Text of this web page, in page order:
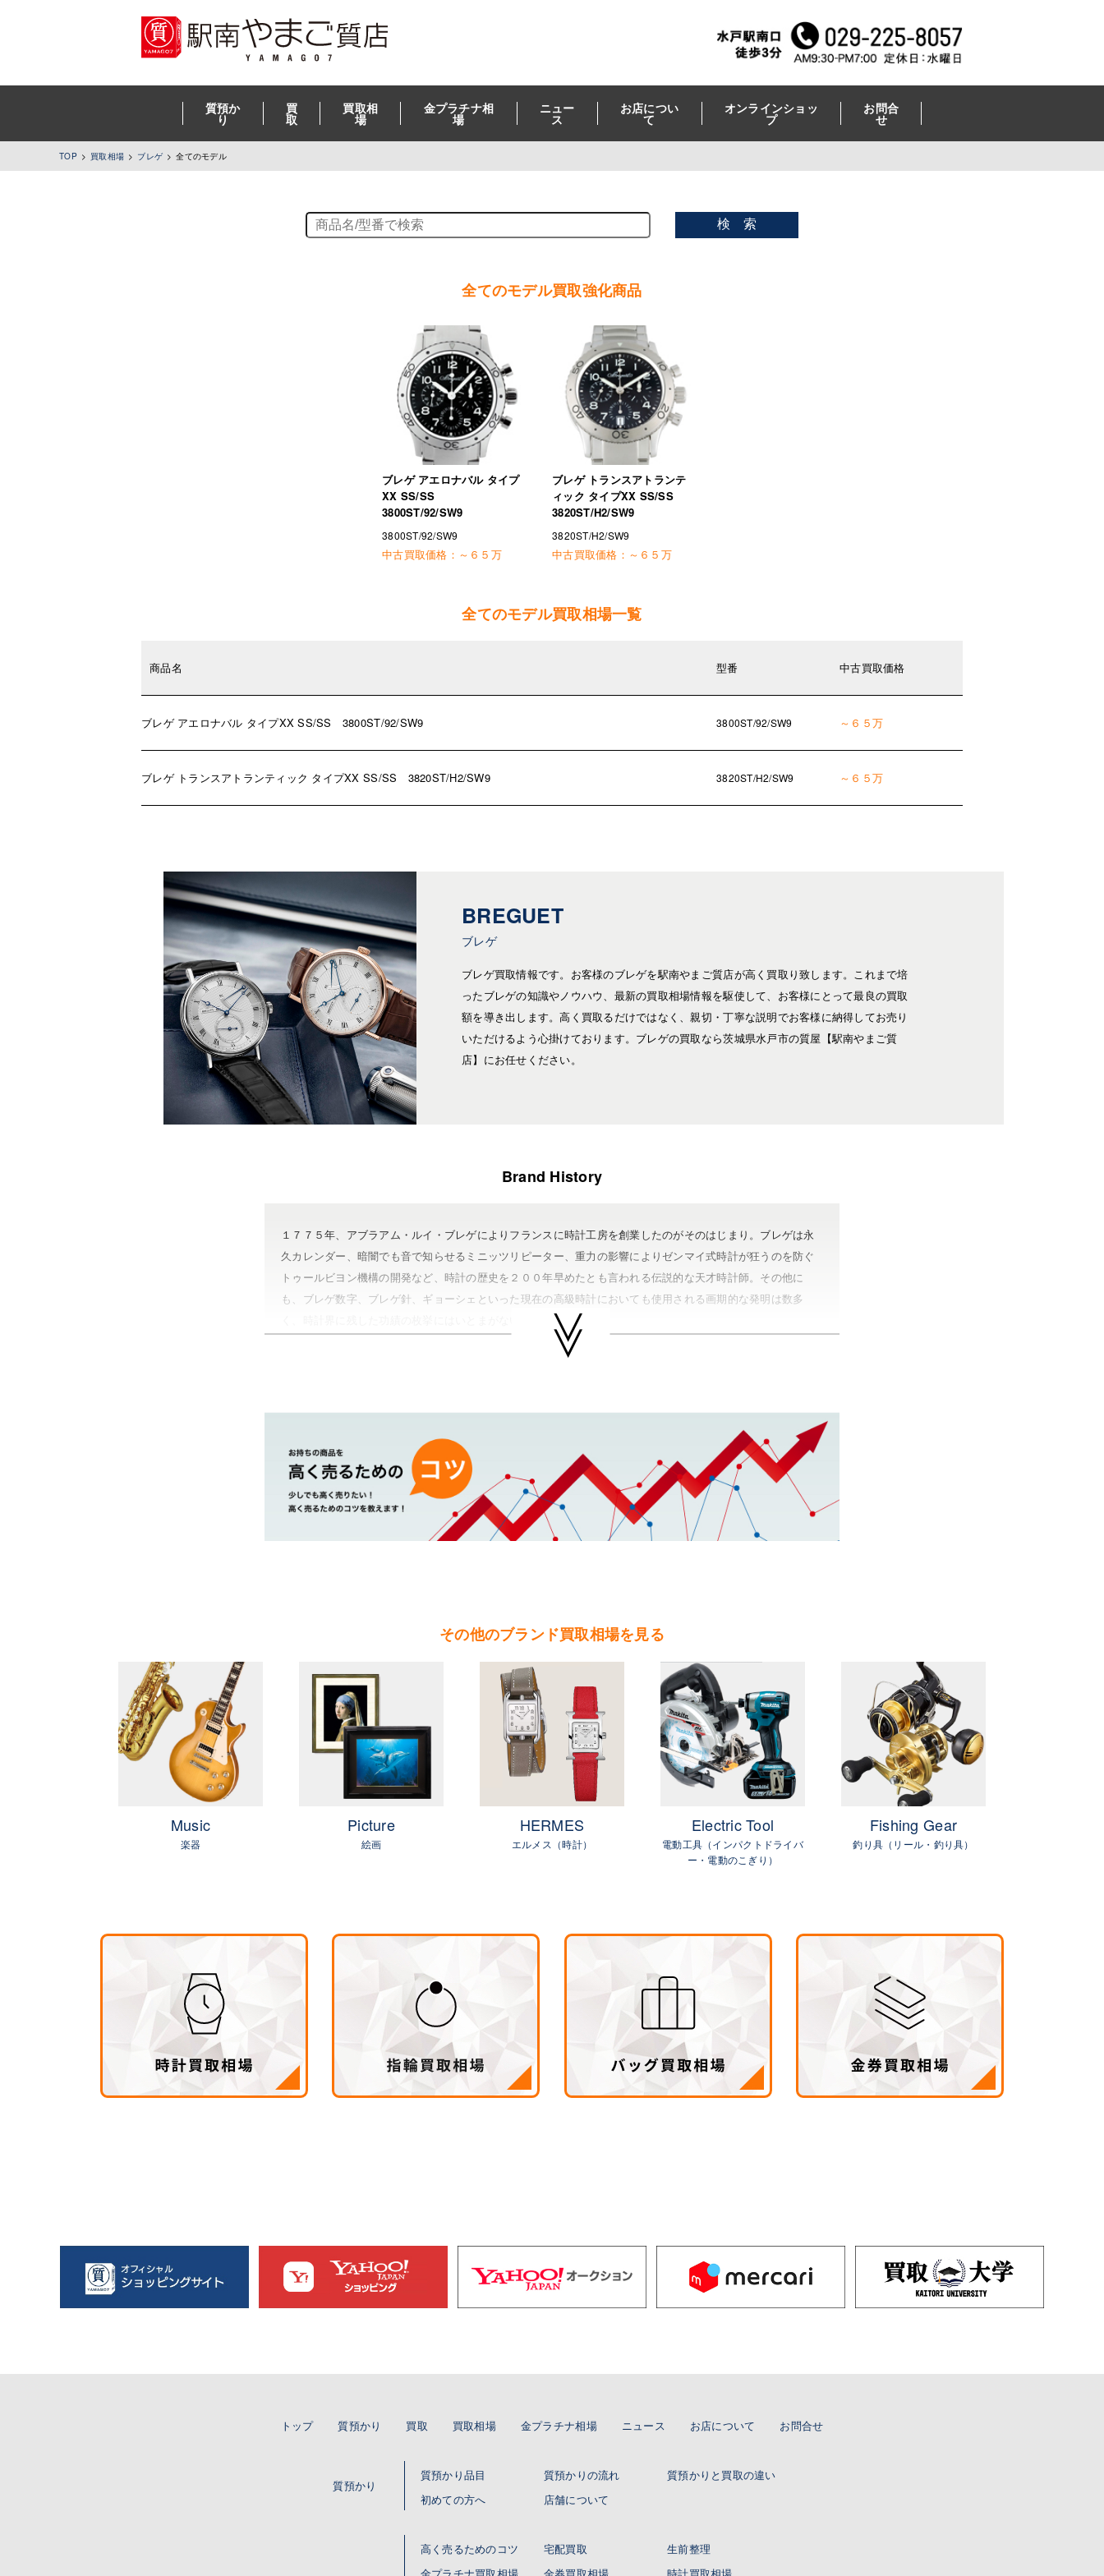
質預か
り
買
取
買取相
場
金プラチナ相
場
ニュー
ス
お店につい
て
オンラインショッ
プ
お問合
せ
TOP 買取相場 ブレゲ 全てのモデル
検 索
全てのモデル買取強化商品
ブレゲ アエロナバル タイプ
XX SS/SS
3800ST/92/SW9
3800ST/92/SW9
中古買取価格： ～６５万
ブレゲ トランスアトランテ
ィック タイプXX SS/SS
3820ST/H2/SW9
3820ST/H2/SW9
中古買取価格： ～６５万
全てのモデル買取相場一覧
商品名 型番 中古買取価格
ブレゲ アエロナバル タイプXX SS/SS 3800ST/92/SW9 3800ST/92/SW9 ～６５万
ブレゲ トランスアトランティック タイプXX SS/SS 3820ST/H2/SW9 3820ST/H2/SW9 ～６５万
BREGUET
ブレゲ
ブレゲ買取情報です。お客様のブレゲを駅南やまご質店が高く買取り致します。これまで培
ったブレゲの知識やノウハウ、最新の買取相場情報を駆使して、お客様にとって最良の買取
額を導き出します。高く買取るだけではなく、親切・丁寧な説明でお客様に納得してお売り
いただけるよう心掛けております。ブレゲの買取なら茨城県水戸市の質屋【駅南やまご質
店】にお任せください。
Brand History
１７７５年、アブラアム・ルイ・ブレゲによりフランスに時計工房を創業したのがそのはじまり。ブレゲは永
久カレンダー、暗闇でも音で知らせるミニッツリピーター、重力の影響によりゼンマイ式時計が狂うのを防ぐ
トゥールビヨン機構の開発など、時計の歴史を２００年早めたとも言われる伝説的な天才時計師。その他に
も、ブレゲ数字、ブレゲ針、ギョーシェといった現在の高級時計においても使用される画期的な発明は数多
当時のフランス王妃マリー・アントワネットがブレゲに最高の時計を作るよう命じた話は有名。世界５大時計
（他パテックフィリップ、ヴァシュロン・コンスタンタン、オーデマ・ピゲ、ランゲ&ゾーネ）と呼ばれること
やまご質店 ブレゲの買取可能エリア
茨城県 県央地区（水戸市・ひたちなか市・茨城町・小美玉市・笠間市・東海村・大洗町・城里町）
茨城県 県北地区（北茨城市・高萩市・常陸太田市・大子町・日立市・常陸大宮市）
茨城県 鹿行地区（鉾田市・行方市・鹿嶋市・石岡市・潮来市・神栖市）
茨城県 県南地区（石岡市・かすみがうら市・土浦市・つくば市・阿見町・美浦町・稲敷市・牛久市・龍ヶ崎
その他のブランド買取相場を見る
Music
楽器
Picture
絵画
HERMES
エルメス（時計）
Electric Tool
電動工具（インパクトドライバ
ー・電動のこぎり）
Fishing Gear
釣り具（リール・釣り具）
トップ 質預かり 買取 買取相場 金プラチナ相場 ニュース お店について お問合せ
質預かり
質預かり品目 質預かりの流れ
質預かりと買取の違い
初めての方へ
店舗について
高く売るためのコツ 宅配買取
生前整理